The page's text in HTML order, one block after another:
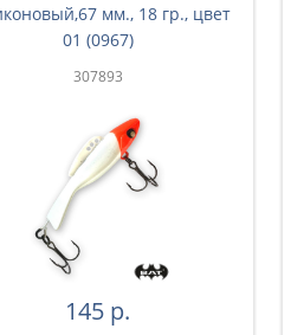
мм., 18 гр., цвет
01 (0967)
307893
145 р.